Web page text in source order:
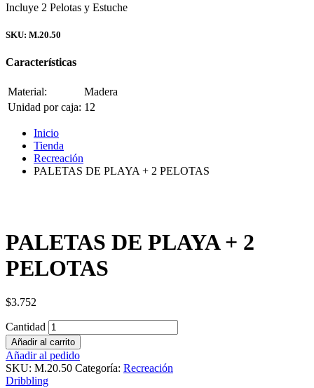
Incluye 2 Pelotas y Estuche
SKU: M.20.50
Características
Material:
Madera
Unidad por caja: 12
Inicio
Tienda
Recreación
PALETAS DE PLAYA + 2 PELOTAS
PALETAS DE PLAYA + 2
PELOTAS
$3.752
Cantidad
Añadir al carrito
Añadir al pedido
SKU: M.20.50 Categoría: Recreación
Dribbling